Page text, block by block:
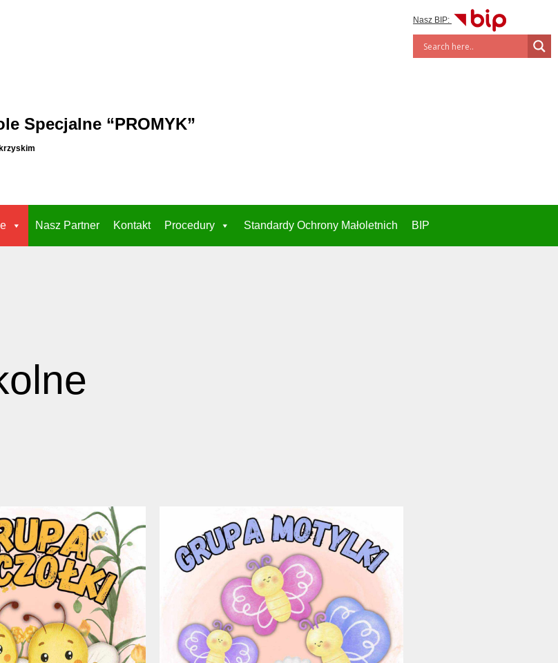
Specjalne “PROMYK”
Nasz BIP:
Nasz Partner Kontakt Procedury Standardy Ochrony Małoletnich BIP